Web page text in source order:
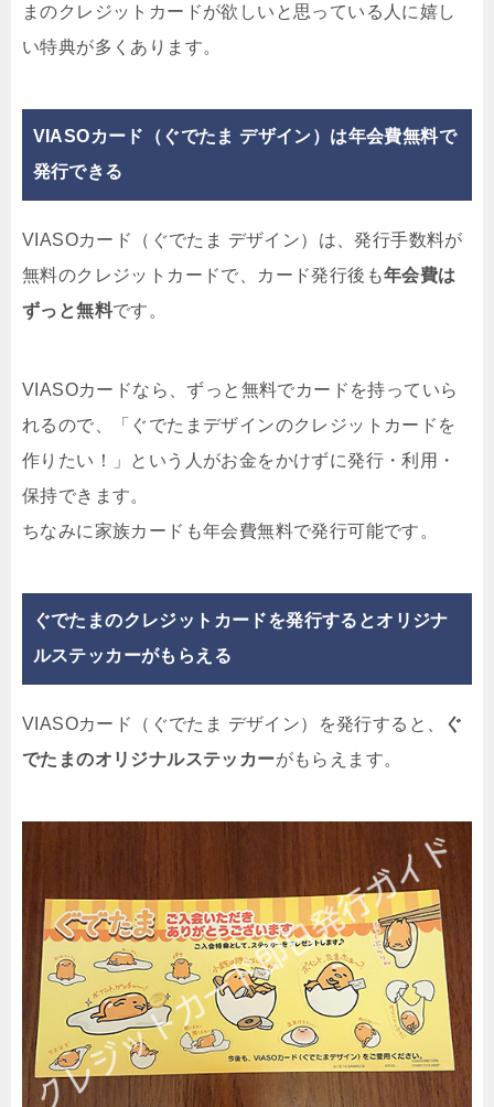
まのクレジットカードが欲しいと思っている人に嬉し
い特典が多くあります。
VIASOカード（ぐでたま デザイン）は年会費無料で
発行できる
VIASOカード（ぐでたま デザイン）は、発行手数料が
無料のクレジットカードで、カード発行後も年会費は
ずっと無料です。
VIASOカードなら、ずっと無料でカードを持っていら
れるので、「ぐでたまデザインのクレジットカードを
作りたい！」という人がお金をかけずに発行・利用・
保持できます。
ちなみに家族カードも年会費無料で発行可能です。
ぐでたまのクレジットカードを発行するとオリジナ
ルステッカーがもらえる
VIASOカード（ぐでたま デザイン）を発行すると、
ぐ
でたまのオリジナルステッカーがもらえます。